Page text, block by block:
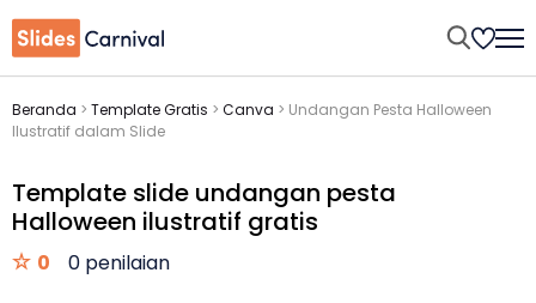
Beranda > Template Gratis > Canva > Undangan Pesta Halloween
Ilustratif dalam Slide
Template slide undangan pesta
Halloween ilustratif gratis
0 0 penilaian